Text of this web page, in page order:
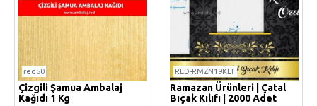
red50
Çizgili Şamua Ambalaj
Kağıdı 1 Kg
RED-RMZN19KLF
Ramazan Ürünleri | Çatal
Bıçak Kılıfı | 2000 Adet